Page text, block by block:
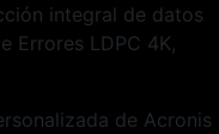
integral de datos
Errores LDPC 4K,
de Acronis